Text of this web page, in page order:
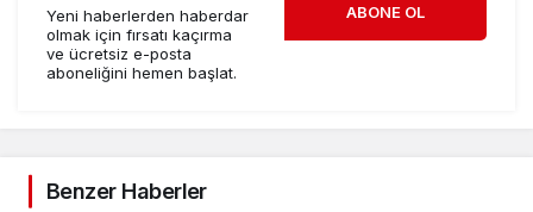
Yeni haberlerden haberdar
olmak için fırsatı kaçırma
ve ücretsiz e-posta
aboneliğini hemen başlat.
ABONE OL
Benzer Haberler